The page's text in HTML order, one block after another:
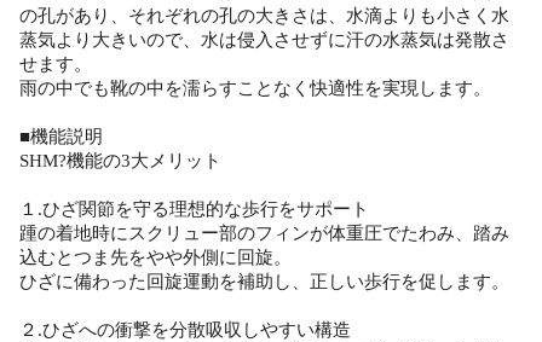
の孔があり、それぞれの孔の大きさは、水滴よりも小さく水
蒸気より大きいので、水は侵入させずに汗の水蒸気は発散さ
せます。
雨の中でも靴の中を濡らすことなく快適性を実現します。
■機能説明
SHM?機能の3大メリット
１.ひざ関節を守る理想的な歩行をサポート
踵の着地時にスクリュー部のフィンが体重圧でたわみ、踏み
込むとつま先をやや外側に回旋。
ひざに備わった回旋運動を補助し、正しい歩行を促します。
２.ひざへの衝撃を分散吸収しやすい構造